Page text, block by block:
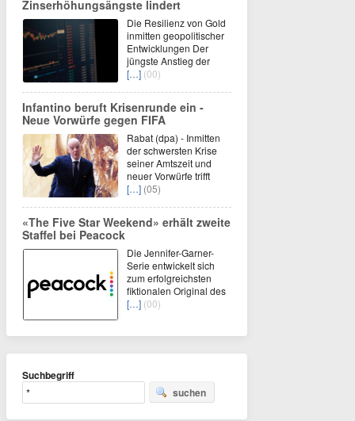
Zinserhöhungsängste lindert
Die Resilienz von Gold
inmitten geopolitischer
Entwicklungen Der
jüngste Anstieg der
[…] (00)
Infantino beruft Krisenrunde ein -
Neue Vorwürfe gegen FIFA
Rabat (dpa) - Inmitten
der schwersten Krise
seiner Amtszeit und
neuer Vorwürfe trifft
[…] (05)
«The Five Star Weekend» erhält zweite
Staffel bei Peacock
Die Jennifer-Garner-
Serie entwickelt sich
zum erfolgreichsten
fiktionalen Original des
[…] (00)
Suchbegriff
suchen